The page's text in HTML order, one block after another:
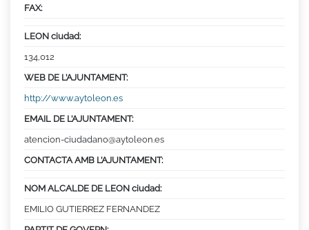
FAX:
LEON ciudad:
134,012
WEB DE L’AJUNTAMENT:
http://www.aytoleon.es
EMAIL DE L’AJUNTAMENT:
atencion-ciudadano@aytoleon.es
CONTACTA AMB L’AJUNTAMENT:
NOM ALCALDE DE LEON ciudad:
EMILIO GUTIERREZ FERNANDEZ